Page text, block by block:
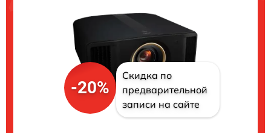
-20%
Скидка по
предварительной
записи на сайте